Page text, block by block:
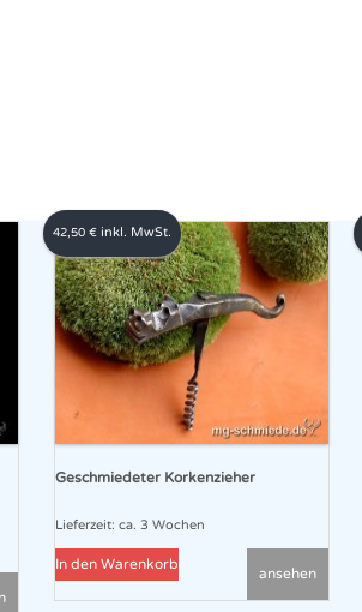
Geschmiedeter Korkenzieher
42,50 € inkl. MwSt.
Lieferzeit: ca. 3 Wochen
In den Warenkorb
ansehen